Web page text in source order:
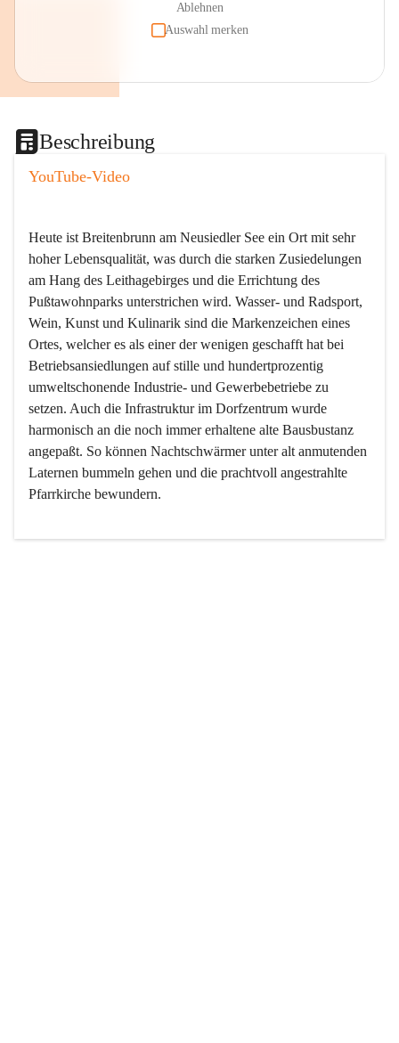
Ablehnen
Auswahl merken
Beschreibung
YouTube-Video
Heute ist Breitenbrunn am Neusiedler See ein Ort mit sehr
hoher Lebensqualität, was durch die starken Zusiedelungen
am Hang des Leithagebirges und die Errichtung des
Pußtawohnparks unterstrichen wird. Wasser- und Radsport,
Wein, Kunst und Kulinarik sind die Markenzeichen eines
Ortes, welcher es als einer der wenigen geschafft hat bei
Betriebsansiedlungen auf stille und hundertprozentig
umweltschonende Industrie- und Gewerbebetriebe zu
setzen. Auch die Infrastruktur im Dorfzentrum wurde
harmonisch an die noch immer erhaltene alte Bausbustanz
angepaßt. So können Nachtschwärmer unter alt anmutenden
Laternen bummeln gehen und die prachtvoll angestrahlte
Pfarrkirche bewundern.
Der Weinbau dominert heute nicht mehr, ist aber integrativer